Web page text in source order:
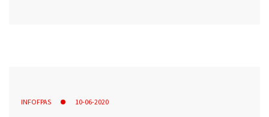
INFOFPAS 10-06-2020